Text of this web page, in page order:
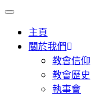
Toggle
主頁
關於我們
教會信仰
教會歷史
執事會